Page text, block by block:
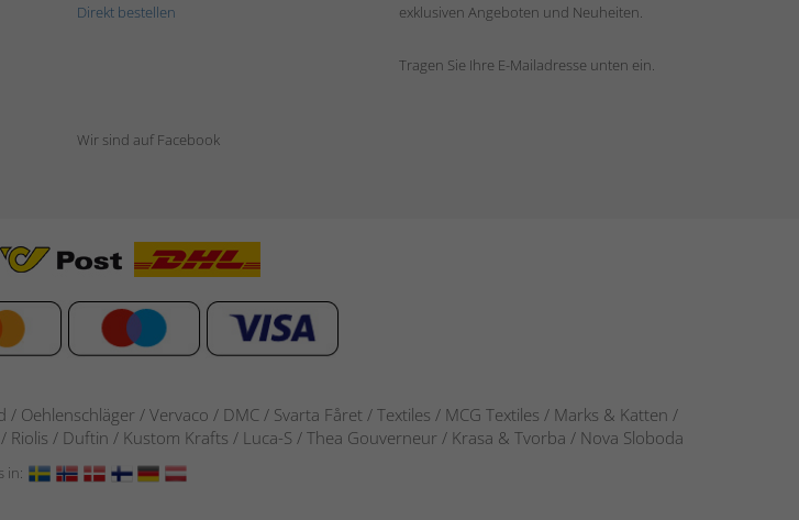
Direkt bestellen
exklusiven Angeboten und Neuheiten.
Tragen Sie Ihre E-Mailadresse unten ein.
Wir sind auf Facebook
/ Oehlenschläger / Vervaco / DMC / Svarta Fåret / Textiles / MCG Textiles / Marks & Katten /
/ Duftin / Kustom Krafts / Luca-S / Thea Gouverneur / Krasa & Tvorba / Nova Sloboda
in: